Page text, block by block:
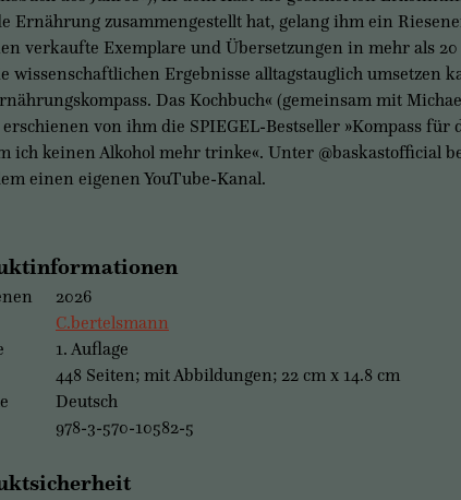
Ernährung zusammengestellt hat, gelang ihm ein
verkaufte Exemplare und Übersetzungen in mehr als 20
wissenschaftlichen Ergebnisse alltagstauglich umsetzen
Das Kochbuch« (gemeinsam mit
von ihm die SPIEGEL-Bestseller »Kompass für
ich keinen Alkohol mehr trinke«. Unter @baskastofficial
einen eigenen YouTube-Kanal.
2026
C.bertelsmann
1. Auflage
448 Seiten; mit Abbildungen; 22 cm x 14.8 cm
Deutsch
978-3-570-10582-5